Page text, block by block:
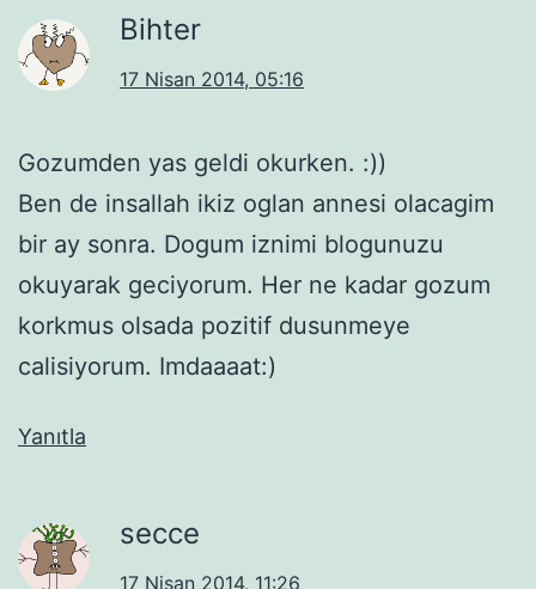
Bihter
17 Nisan 2014, 05:16
Gozumden yas geldi okurken. :))
Ben de insallah ikiz oglan annesi olacagim
bir ay sonra. Dogum iznimi blogunuzu
okuyarak geciyorum. Her ne kadar gozum
korkmus olsada pozitif dusunmeye
calisiyorum. Imdaaaat:)
Yanıtla
secce
17 Nisan 2014, 11:26